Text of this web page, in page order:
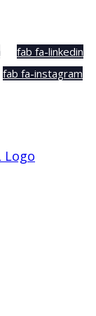
fab fa-linkedin
fab fa-instagram